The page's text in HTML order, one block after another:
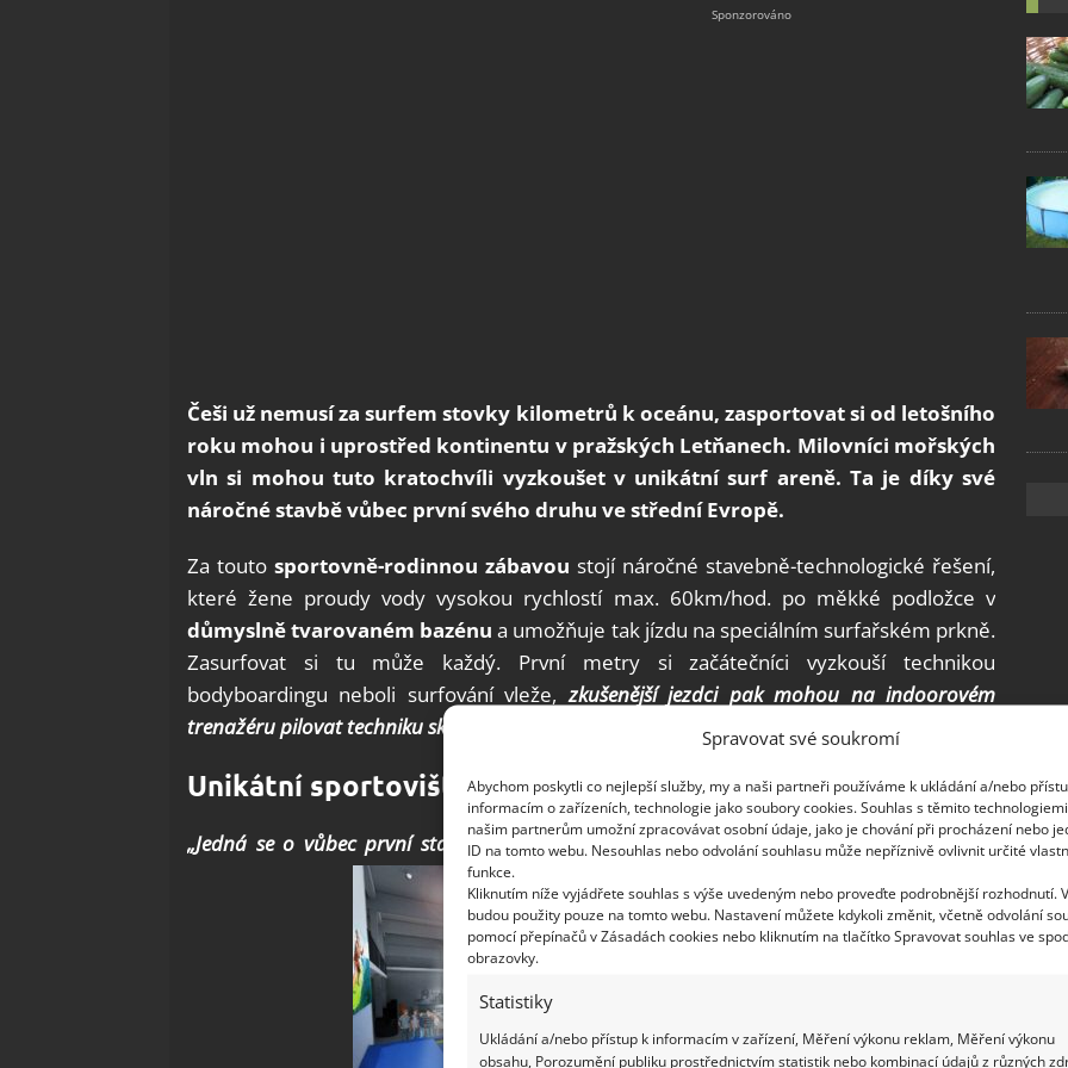
Spravovat své soukromí
Abychom poskytli co nejlepší služby, my a naši partneři používáme k ukládání a/nebo
informacím o zařízeních, technologie jako soubory cookies. Souhlas s těmito
našim partnerům umožní zpracovávat osobní údaje, jako je chování při procházení nebo
ID na tomto webu. Nesouhlas nebo odvolání souhlasu může nepříznivě ovlivnit určité
funkce.
Kliknutím níže vyjádřete souhlas s výše uvedeným nebo proveďte podrobnější rozhodnutí.
budou použity pouze na tomto webu. Nastavení můžete kdykoli změnit, včetně odvolání
pomocí přepínačů v Zásadách cookies nebo kliknutím na tlačítko Spravovat souhlas ve
obrazovky.
Statistiky
Ukládání a/nebo přístup k informacím v zařízení, Měření výkonu reklam, Měření výkonu
obsahu, Porozumění publiku prostřednictvím statistik nebo kombinací údajů z různých
Češi už nemusí za surfem stovky kilometrů k oceánu, zasportovat si od letošního
roku mohou i uprostřed kontinentu v pražských Letňanech. Milovníci mořských
vln si mohou tuto kratochvíli vyzkoušet v unikátní surf areně. Ta je díky své
náročné stavbě vůbec první svého druhu ve střední Evropě.
Za toutosportovně-rodinnou zábavou stojí náročné stavebně-technologické řešení,
které žene proudy vody vysokou rychlostí max. 60km/hod. po měkké podložce v
důmyslně tvarovaném bazénu a umožňuje tak jízdu na speciálním surfařském prkně.
Zasurfovat si tu může každý. První metry si začátečníci vyzkouší technikou
bodyboardingu neboli surfování vleže,zkušenější jezdci pak mohou na indoorovém
trenažéru pilovat techniku skoků nebo náročných salt.
Unikátní sportoviště – Surf arena
„Jedná se o vůbec první stavbu tohoto typu ve střední a východní Evropě,“vysvětluje